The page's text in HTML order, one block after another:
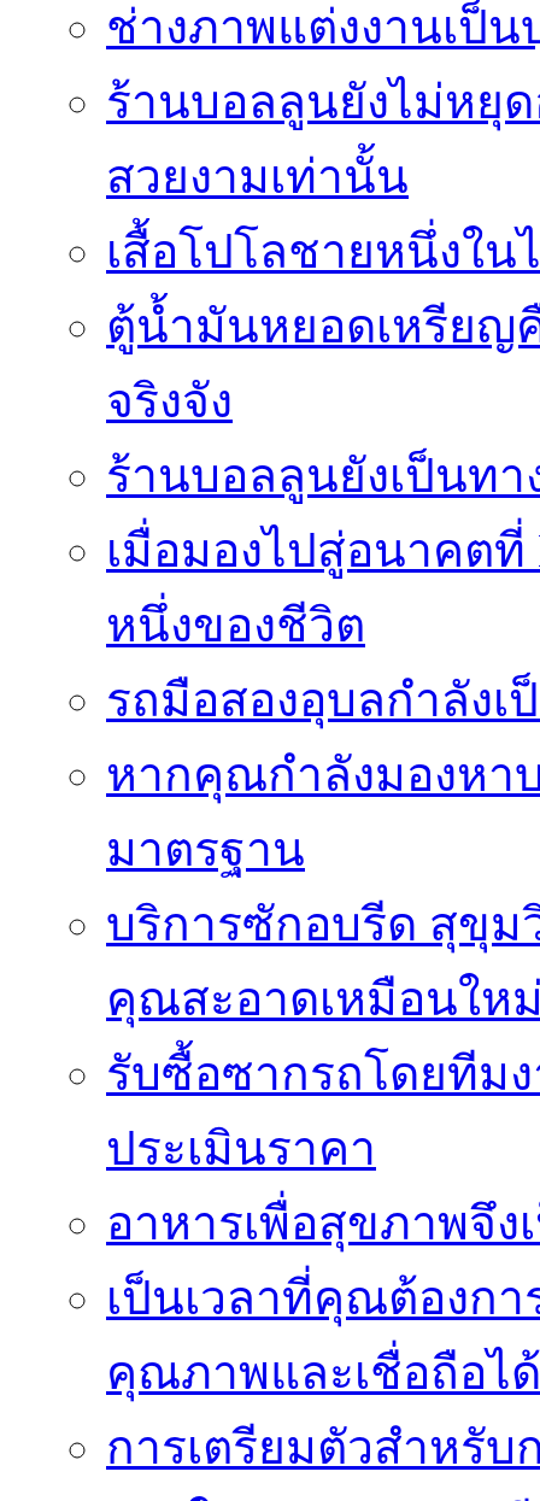
ช่างภาพแต่งงานเป็
ร้านบอลลูนยังไม่หยุ
สวยงามเท่านั้น
เสื้อโปโลชายหนึ่งใ
ตู้น้ำมันหยอดเหรียญ
จริงจัง
ร้านบอลลูนยังเป็นทา
เมื่อมองไปสู่อนาคตที่
หนึ่งของชีวิต
รถมือสองอุบลกำลัง
หากคุณกำลังมองหา
มาตรฐาน
บริการซักอบรีด สุขุ
คุณสะอาดเหมือนให
รับซื้อซากรถโดยทีม
ประเมินราคา
อาหารเพื่อสุขภาพจึ
เป็นเวลาที่คุณต้องก
คุณภาพและเชื่อถือได้
การเตรียมตัวสำหรับ